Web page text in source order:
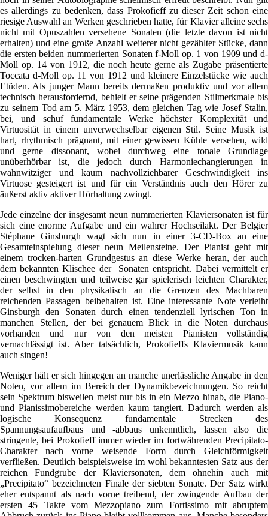
es allerdings zu bedenken, dass Prokofieff zu dieser Zeit schon eine
riesige Auswahl an Werken geschrieben hatte, für Klavier alleine sechs
nicht mit Opuszahlen versehene Sonaten (die letzte davon ist nicht
erhalten) und eine große Anzahl weiterer nicht gezählter Stücke, dann
die ersten beiden nummerierten Sonaten f-Moll op. 1 von 1909 und d-
Moll op. 14 von 1912, die noch heute gerne als Zugabe präsentierte
Toccata d-Moll op. 11 von 1912 und kleinere Einzelstücke wie auch
Etüden. Als junger Mann bereits dermaßen produktiv und vor allem
technisch herausfordernd, behielt er seine prägenden Stilmerkmale bis
zu seinem Tod am 5. März 1953, dem gleichen Tag wie Josef Stalin,
bei, und schuf fundamentale Werke höchster Komplexität und
Virtuosität in einem unverwechselbar eigenen Stil. Seine Musik ist
hart, rhythmisch prägnant, mit einer gewissen Kühle versehen, wild
und gerne dissonant, wobei durchweg eine tonale Grundlage
unüberhörbar ist, die jedoch durch Harmoniechangierungen in
wahnwitziger und kaum nachvollziehbarer Geschwindigkeit ins
Virtuose gesteigert ist und für ein Verständnis auch den Hörer zu
äußerst aktiv aktiver Hörhaltung zwingt.
Jede einzelne der insgesamt neun nummerierten Klaviersonaten ist für
sich eine enorme Aufgabe und ein wahrer Hochseilakt. Der Belgier
Stéphane Ginsburgh wagt sich nun in einer 3-CD-Box an eine
Gesamteinspielung dieser neun Meilensteine. Der Pianist geht mit
einem trocken-harten Grundgestus an diese Werke heran, der auch
dem bekannten Klischee der Sonaten entspricht. Dabei vermittelt er
einen beschwingten und teilweise gar spielerisch leichten Charakter,
der selbst in den physikalisch an die Grenzen des Machbaren
reichenden Passagen beibehalten ist. Eine interessante Note verleiht
Ginsburgh den Sonaten durch einen tendenziell lyrischen Ton in
manchen Stellen, der bei genauem Blick in die Noten durchaus
vorhanden und nur von den meisten Pianisten vollständig
vernachlässigt ist. Aber tatsächlich, Prokofieffs Klaviermusik kann
auch singen!
Weniger hält er sich hingegen an manche unerlässliche Angabe in den
Noten, vor allem im Bereich der Dynamikbezeichnungen. So reicht
sein Spektrum bisweilen meist nur bis in ein Mezzo hinab, die Piano-
und Pianissimobereiche werden kaum tangiert. Dadurch werden als
logische Konsequenz fundamentale Strecken des
Spannungsaufaufbaus und -abbaus unkenntlich, lassen also die
stringente, bei Prokofieff immer wieder im fortwährenden Precipitato-
Charakter nach vorne weisende Form durch Gleichförmigkeit
verfließen. Deutlich beispielsweise im wohl bekanntesten Satz aus der
reichen Fundgrube der Klaviersonaten, dem ohnehin auch mit
„Precipitato“ bezeichneten Finale der siebten Sonate. Der Satz wirkt
eher entspannt als nach vorne treibend, der zwingende Aufbau der
ersten 45 Takte vom Mezzopiano zum Fortissimo mit abruptem